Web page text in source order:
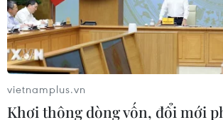
đám đông.
vietnamplus.vn
Khơi thông dòng vốn, đổi mới